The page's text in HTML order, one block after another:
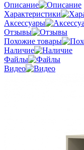
Описание
Характеристики
Аксессуары
Отзывы
Похожие товары
Наличие
Файлы
Видео